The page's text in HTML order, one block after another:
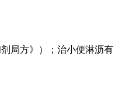
局方》）；治小便淋沥有